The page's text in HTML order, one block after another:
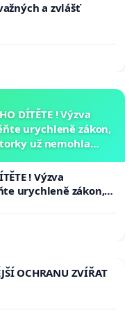
a zvlášť
DÍTĚTE ! Výzva
urychleně zákon,
už nemohla
! Výzva
urychleně zákon,
nemohla opakovat!
OCHRANU ZVÍŘAT